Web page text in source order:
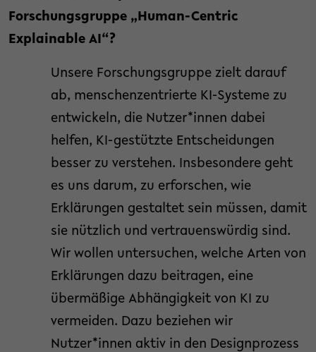
Forschungsgruppe „Human-Centric
Explainable AI“?
Unsere Forschungsgruppe zielt darauf
ab, menschenzentrierte KI-Systeme zu
entwickeln, die Nutzer*innen dabei
helfen, KI-gestützte Entscheidungen
besser zu verstehen. Insbesondere geht
es uns darum, zu erforschen, wie
Erklärungen gestaltet sein müssen, damit
sie nützlich und vertrauenswürdig sind.
Wir wollen untersuchen, welche Arten von
Erklärungen dazu beitragen, eine
übermäßige Abhängigkeit von KI zu
vermeiden. Dazu beziehen wir
Nutzer*innen aktiv in den Designprozess